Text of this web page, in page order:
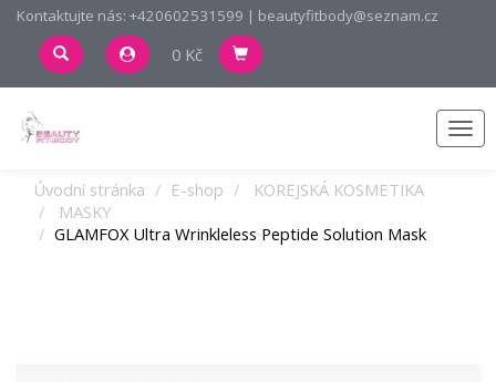
Kontaktujte nás: +420602531599 | beautyfitbody@seznam.cz
0 Kč
Úvodní stránka E-shop
KOREJSKÁ KOSMETIKA
MASKY
GLAMFOX Ultra Wrinkleless Peptide Solution Mask